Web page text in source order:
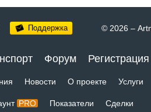
Поддержка © 2026 –
Форум Регистрация
Новости О проекте Услуги
PRO Показатели Сделки